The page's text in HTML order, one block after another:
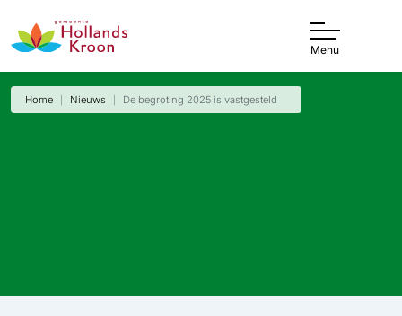
Menu
Home Nieuws De begroting 2025 is vastgesteld